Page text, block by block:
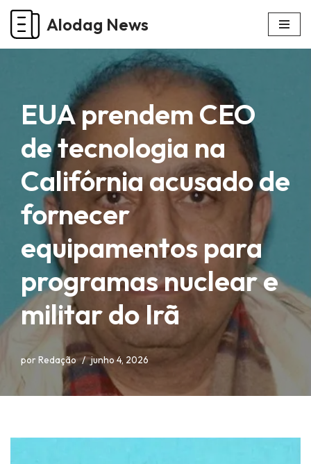
Pular
Alodag News
EUA prendem CEO
de tecnologia na
Califórnia acusado de
fornecer
equipamentos para
programas nuclear e
militar do Irã
por Redação junho 4, 2026